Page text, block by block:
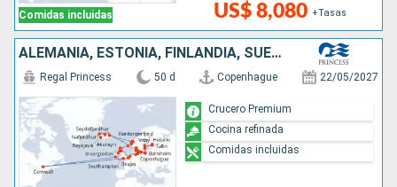
Comidas incluidas US$ 8,080 +Tasas
ALEMANIA, ESTONIA, FINLANDIA, SUECIA, POLONIA, DINAMARCA, NORUEGA, ISLANDIA, REINO UNIDO, CANADÁ, IRLANDA, BÉLGICA, PAISES BAJOS
Regal Princess 50 d Copenhague 22/05/2027
Crucero Premium
Cocina refinada
Comidas incluidas